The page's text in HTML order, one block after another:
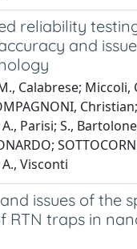
reliability
and
Calabrese; Miccoli,
Parisi; S.,
Visconti
issues of the
RTN traps in